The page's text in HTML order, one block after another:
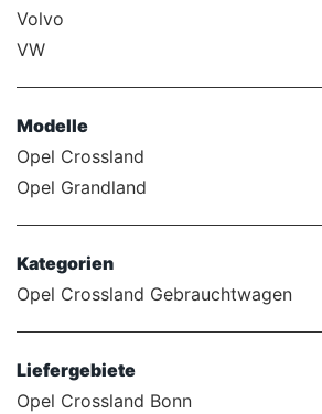
Volvo
VW
Modelle
Opel Crossland
Opel Grandland
Kategorien
Opel Crossland Gebrauchtwagen
Liefergebiete
Opel Crossland Bonn